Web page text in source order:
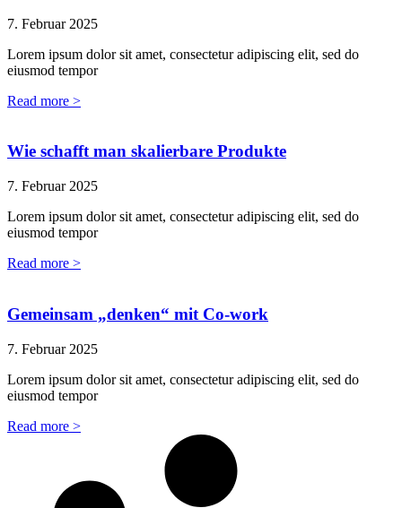
7. Februar 2025
Lorem ipsum dolor sit amet, consectetur adipiscing elit, sed do
eiusmod tempor
Read more >
Wie schafft man skalierbare Produkte
7. Februar 2025
Lorem ipsum dolor sit amet, consectetur adipiscing elit, sed do
eiusmod tempor
Read more >
Gemeinsam „denken“ mit Co-work
7. Februar 2025
Lorem ipsum dolor sit amet, consectetur adipiscing elit, sed do
eiusmod tempor
Read more >